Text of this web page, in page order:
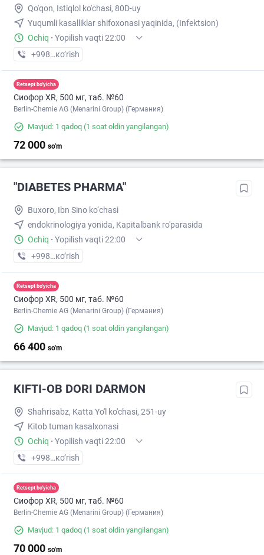
Qo'qon, Istiqlol ko'chasi, 80D-uy
Yuqumli kasalliklar shifoxonasi yaqinida, (Infektsion)
Ochiq · Yopilish vaqti 22:00
+998 (98) XXX-XX-XX
кo’rish
Retsept bo'yicha
Сиофор XR, 500 мг, таб. №60
Berlin-Chemie AG (Menarini Group) (Германия)
Mavjud: 1 qadoq (1 soat oldin yangilangan)
72 000 so'm
"DIABETES PHARMA"
Buxoro, Ibn Sino ko‘chasi
endokrinologiya yonida, Kapitalbank ro'parasida
Ochiq · Yopilish vaqti 22:00
+998 (99) XXX-XX-XX
кo’rish
Retsept bo'yicha
Сиофор XR, 500 мг, таб. №60
Berlin-Chemie AG (Menarini Group) (Германия)
Mavjud: 1 qadoq (1 soat oldin yangilangan)
66 400 so'm
KIFTI-OB DORI DARMON
Shahrisabz, Katta Yo'l ko'chasi, 251-uy
Kitob tuman kasalxonasi
Ochiq · Yopilish vaqti 22:00
+998 (98) XXX-XX-XX
кo’rish
Retsept bo'yicha
Сиофор XR, 500 мг, таб. №60
Berlin-Chemie AG (Menarini Group) (Германия)
Mavjud: 1 qadoq (1 soat oldin yangilangan)
70 000 so'm